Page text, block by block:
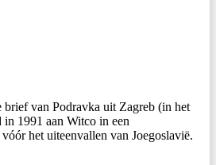
brief van Podravka uit Zagreb (in het
1991 aan Witco in een
het uiteenvallen van Joegoslavië.